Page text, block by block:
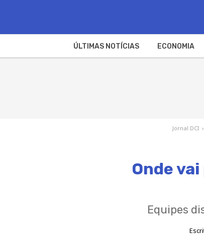
ÚLTIMAS NOTÍCIAS ECONOMIA
Jornal DCI ›
Onde
Equipes